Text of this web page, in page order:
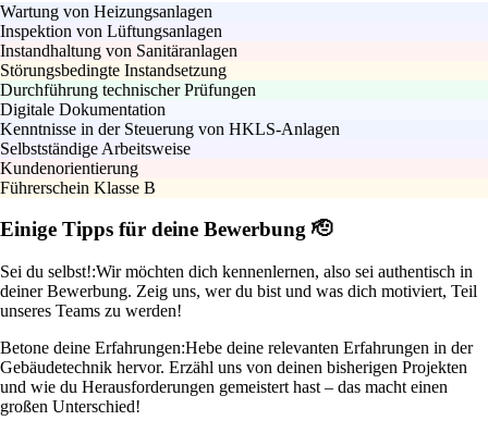
Wartung von Heizungsanlagen
Inspektion von Lüftungsanlagen
Instandhaltung von Sanitäranlagen
Störungsbedingte Instandsetzung
Durchführung technischer Prüfungen
Digitale Dokumentation
Kenntnisse in der Steuerung von HKLS-Anlagen
Selbstständige Arbeitsweise
Kundenorientierung
Führerschein Klasse B
Einige Tipps für deine Bewerbung 🫡
Sei du selbst!:Wir möchten dich kennenlernen, also sei authentisch in
deiner Bewerbung. Zeig uns, wer du bist und was dich motiviert, Teil
unseres Teams zu werden!
Betone deine Erfahrungen:Hebe deine relevanten Erfahrungen in der
Gebäudetechnik hervor. Erzähl uns von deinen bisherigen Projekten
und wie du Herausforderungen gemeistert hast – das macht einen
großen Unterschied!